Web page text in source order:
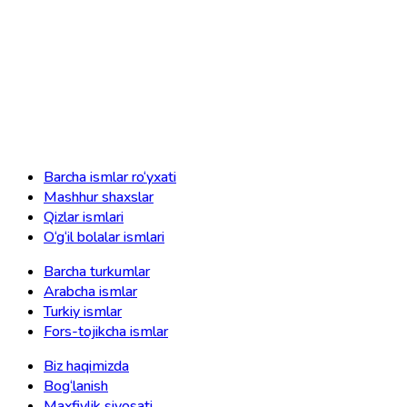
Barcha ismlar ro‘yxati
Mashhur shaxslar
Qizlar ismlari
O‘g‘il bolalar ismlari
Barcha turkumlar
Arabcha ismlar
Turkiy ismlar
Fors-tojikcha ismlar
Biz haqimizda
Bog‘lanish